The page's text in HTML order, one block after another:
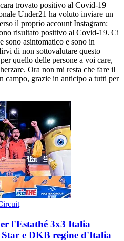
trovato positivo al Covid-19
Under21 ha voluto inviare un
il proprio account Instagram:
risultato positivo al Covid-19. Ci
sono asintomatico e sono in
di non sottovalutare questo
quello delle persone a voi care,
Ora non mi resta che fare il
campo, grazie in anticipo a tutti per
l'Estathé 3x3 Italia
e DKB regine d'Italia